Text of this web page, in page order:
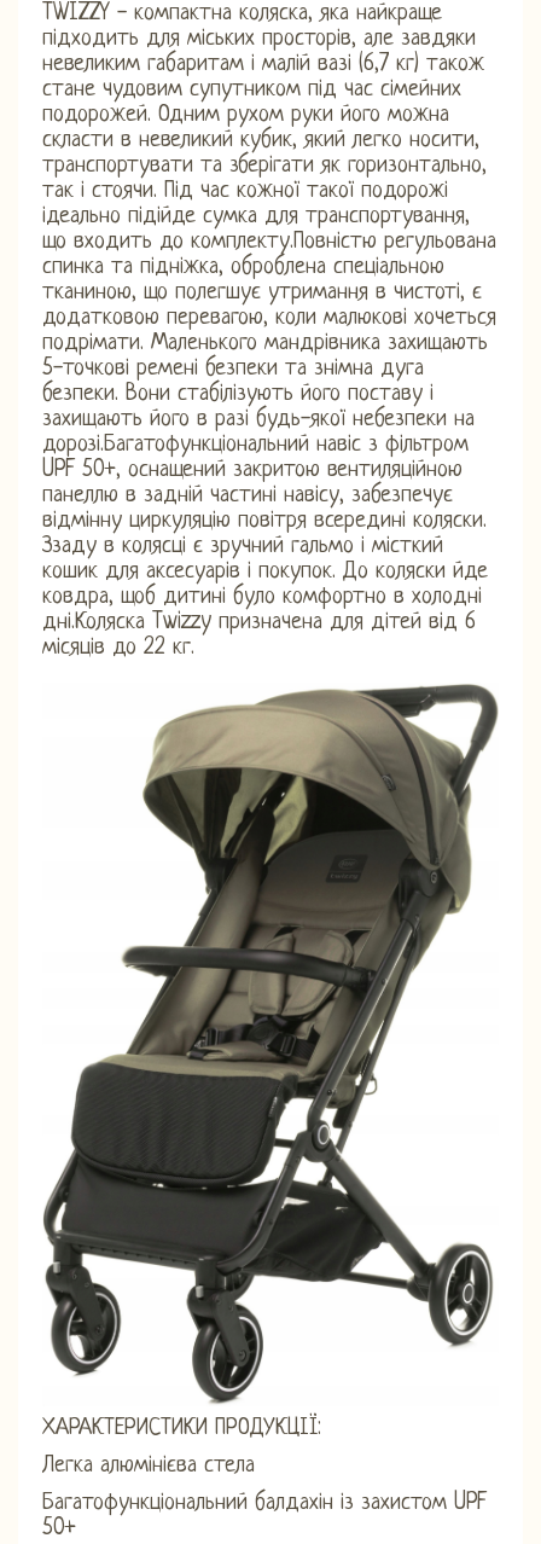
TWIZZY - компактна коляска, яка найкраще
підходить для міських просторів, але завдяки
невеликим габаритам і малій вазі (6,7 кг) також
стане чудовим супутником під час сімейних
подорожей. Одним рухом руки його можна
скласти в невеликий кубик, який легко носити,
транспортувати та зберігати як горизонтально,
так і стоячи. Під час кожної такої подорожі
ідеально підійде сумка для транспортування,
що входить до комплекту.Повністю регульована
спинка та підніжка, оброблена спеціальною
тканиною, що полегшує утримання в чистоті, є
додатковою перевагою, коли малюкові хочеться
подрімати. Маленького мандрівника захищають
5-точкові ремені безпеки та знімна дуга
безпеки. Вони стабілізують його поставу і
захищають його в разі будь-якої небезпеки на
дорозі.Багатофункціональний навіс з фільтром
UPF 50+, оснащений закритою вентиляційною
панеллю в задній частині навісу, забезпечує
відмінну циркуляцію повітря всередині коляски.
Ззаду в колясці є зручний гальмо і місткий
кошик для аксесуарів і покупок. До коляски йде
ковдра, щоб дитині було комфортно в холодні
дні.Коляска Twizzy призначена для дітей від 6
місяців до 22 кг.
ХАРАКТЕРИСТИКИ ПРОДУКЦІЇ:
Легка алюмінієва стела
Багатофункціональний балдахін із захистом UPF
50+